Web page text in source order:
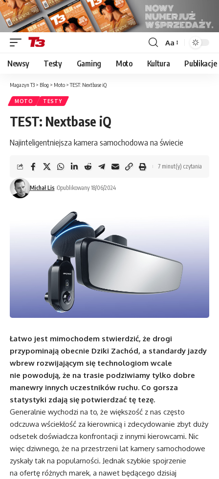
Font
Resizer
Aa
Newsy Testy Gaming Moto Kultura Publikacje
Magazyn T3 > Blog > Moto >TEST: Nextbase iQ
MOTO TESTY
TEST: Nextbase iQ
Najinteligentniejsza kamera samochodowa na świecie
Michał Lis Opublikowany 18/06/2024
7 minut(y) czytania
Łatwo jest mimochodem stwierdzić, że drogi
przypominają obecnie Dziki Zachód, a standardy jazdy
wbrew rozwijającym się technologiom wcale
nie powodują, że na trasie podziwiamy tylko dobre
manewry innych uczestników ruchu. Co gorsza
statystyki zdają się potwierdzać tę tezę.
Generalnie wychodzi na to, że większość z nas często
odczuwa wściekłość za kierownicą i zdecydowanie zbyt duży
odsetek doświadcza konfrontacji z innymi kierowcami. Nic
więc dziwnego, że na przestrzeni lat kamery samochodowe
zyskały tak na popularności. Jednak szybkie spojrzenie
na ofertę różnych marek, a nawet będącego dzisiaj